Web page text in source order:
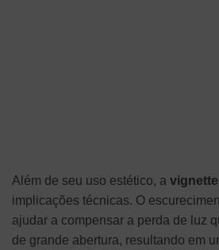
Além de seu uso estético, a vignette
implicações técnicas. O
ajudar a compensar a perda de luz
de grande abertura, resultando em